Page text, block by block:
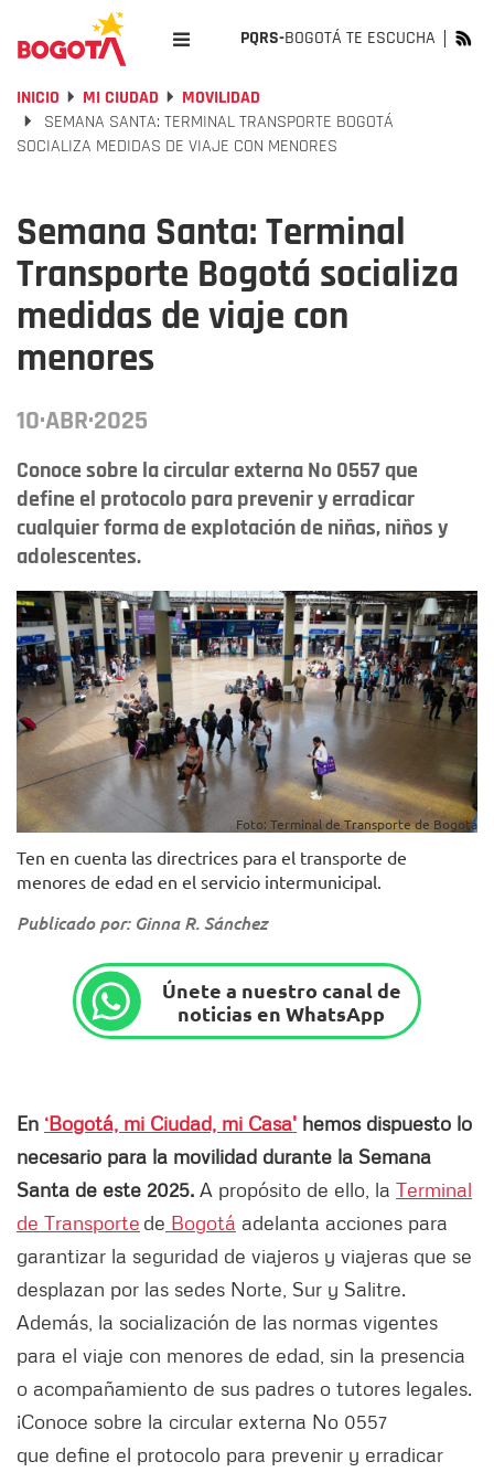
PQRS-BOGOTÁ TE ESCUCHA
INICIO MI CIUDAD
MOVILIDAD
SEMANA SANTA: TERMINAL TRANSPORTE BOGOTÁ
SOCIALIZA MEDIDAS DE VIAJE CON MENORES
Semana Santa: Terminal
Transporte Bogotá socializa
medidas de viaje con
menores
10·ABR·2025
Conoce sobre la circular externa No 0557 que
define el protocolo para prevenir y erradicar
cualquier forma de explotación de niñas, niños y
adolescentes.
Foto: Terminal de Transporte de Bogotá
Ten en cuenta las directrices para el transporte de
menores de edad en el servicio intermunicipal.
Publicado por: Ginna R. Sánchez
Únete a nuestro canal de
noticias en WhatsApp
En ‘Bogotá, mi Ciudad, mi Casa' hemos dispuesto lo
necesario para la movilidad durante la Semana
Santa de este 2025. A propósito de ello, la Terminal
de Transporte de Bogotá adelanta acciones para
garantizar la seguridad de viajeros y viajeras que se
desplazan por las sedes Norte, Sur y Salitre.
Además, la socialización de las normas vigentes
para el viaje con menores de edad, sin la presencia
o acompañamiento de sus padres o tutores legales.
¡Conoce sobre la circular externa No 0557
que define el protocolo para prevenir y erradicar